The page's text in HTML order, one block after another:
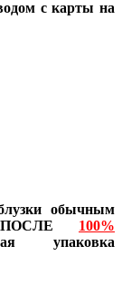
с карты на
обычным
100%
упаковка